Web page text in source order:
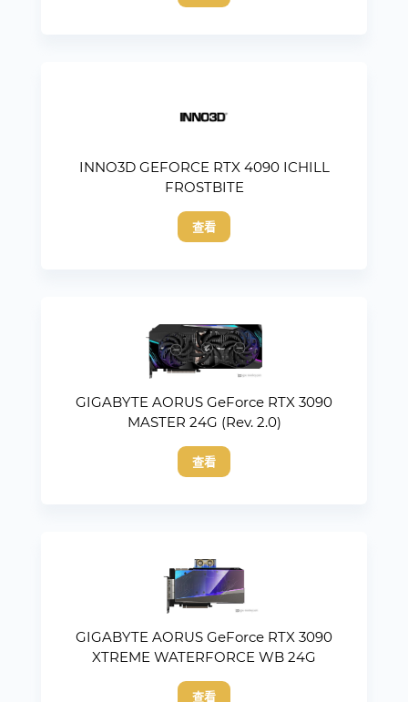
INNO3D GEFORCE RTX 4090 ICHILL
FROSTBITE
查看
GIGABYTE AORUS GeForce RTX 3090
MASTER 24G (Rev. 2.0)
查看
GIGABYTE AORUS GeForce RTX 3090
XTREME WATERFORCE WB 24G
查看